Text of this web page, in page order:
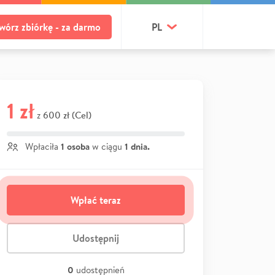
zbiórkę - za darmo PL
1 zł z 600 zł (Cel)
Wpłaciła 1 osoba w ciągu 1 dnia.
Wpłać teraz
Udostępnij
0 udostępnień